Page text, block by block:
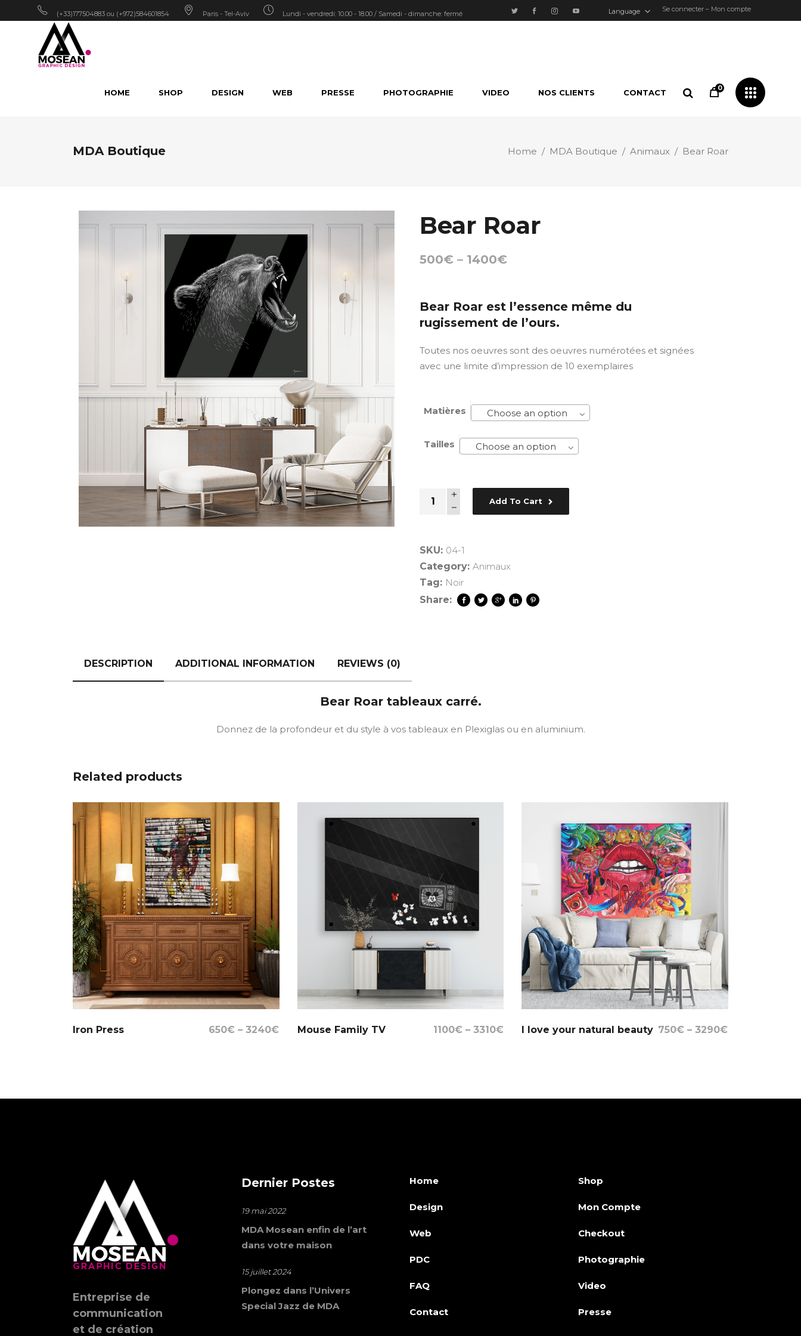
(+33)177504883 ou (+972)584601854 Paris - Tel-Aviv Lundi - vendredi: 10.00 - 18.00 / Samedi - dimanche: fermé
Se connecter – Mon compte
Language
HOME SHOP DESIGN WEB PRESSE PHOTOGRAPHIE VIDEO NOS CLIENTS CONTACT 0
MDA Boutique Home / MDA Boutique / Animaux / Bear Roar
Bear Roar
500€ – 1400€
Bear Roar est l’essence même du
rugissement de l’ours.
Toutes nos oeuvres sont des oeuvres numérotées et signées
avec une limite d’impression de 10 exemplaires
Matières Choose an option
Tailles Choose an option
Quantity
Add To Cart
SKU: 04-1
Category: Animaux
Tag: Noir
Share:
DESCRIPTION ADDITIONAL INFORMATION REVIEWS (0)
Bear Roar tableaux carré.
Donnez de la profondeur et du style à vos tableaux en Plexiglas ou en aluminium.
Related products
Iron Press 650€ – 3240€ Select Options
Mouse Family TV 1100€ – 3310€ Select Options
I love your natural beauty 750€ –3290€
Entreprise de
communication
et de création
Dernier Postes
19 mai 2022
MDA Mosean enfin de l’art
dans votre maison
15 juillet 2024
Plongez dans l’Univers
Special Jazz de MDA
Home
Design
Web
PDC
FAQ
Contact
Shop
Mon Compte
Checkout
Photographie
Video
Presse